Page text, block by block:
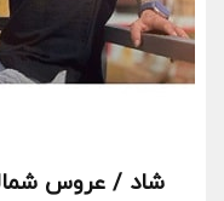
شاد / عروس